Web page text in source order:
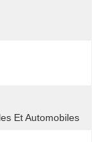
Et Automobiles